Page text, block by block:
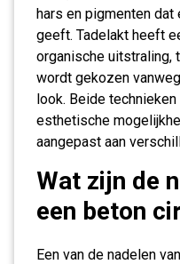
hars en pigmenten
geeft. Tadelakt heeft
organische uitstraling,
wordt gekozen
look. Beide
esthetische
aangepast aan
Wat zijn de
een beton
Een van de nadelen